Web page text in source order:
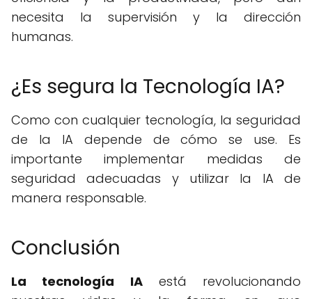
necesita la supervisión y la dirección
humanas.
¿Es segura la Tecnología IA?
Como con cualquier tecnología, la seguridad
de la IA depende de cómo se use. Es
importante implementar medidas de
seguridad adecuadas y utilizar la IA de
manera responsable.
Conclusión
La tecnología IAestá revolucionando